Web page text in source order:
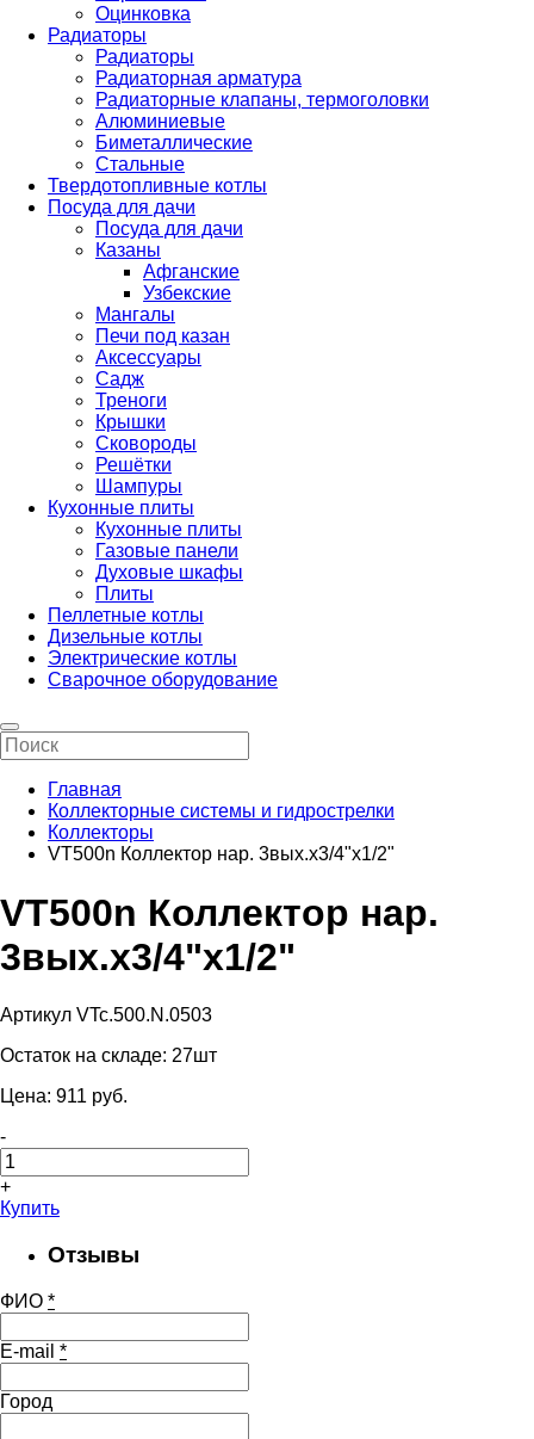
Оцинковка
Радиаторы
Радиаторы
Радиаторная арматура
Радиаторные клапаны, термоголовки
Алюминиевые
Биметаллические
Стальные
Твердотопливные котлы
Посуда для дачи
Посуда для дачи
Казаны
Афганские
Узбекские
Мангалы
Печи под казан
Аксессуары
Садж
Треноги
Крышки
Сковороды
Решётки
Шампуры
Кухонные плиты
Кухонные плиты
Газовые панели
Духовые шкафы
Плиты
Пеллетные котлы
Дизельные котлы
Электрические котлы
Сварочное оборудование
Главная
Коллекторные системы и гидрострелки
Коллекторы
VT500n Коллектор нар. 3вых.х3/4"х1/2"
VT500n Коллектор нар.
3вых.х3/4"х1/2"
Артикул VTc.500.N.0503
Остаток на складе: 27шт
Цена: 911 pуб.
-
+
Купить
Отзывы
ФИО *
E-mail *
Город